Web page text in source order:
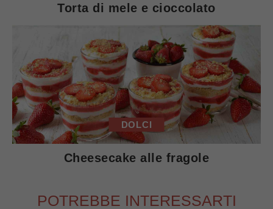
Torta di mele e cioccolato
DOLCI
Cheesecake alle fragole
POTREBBE INTERESSARTI